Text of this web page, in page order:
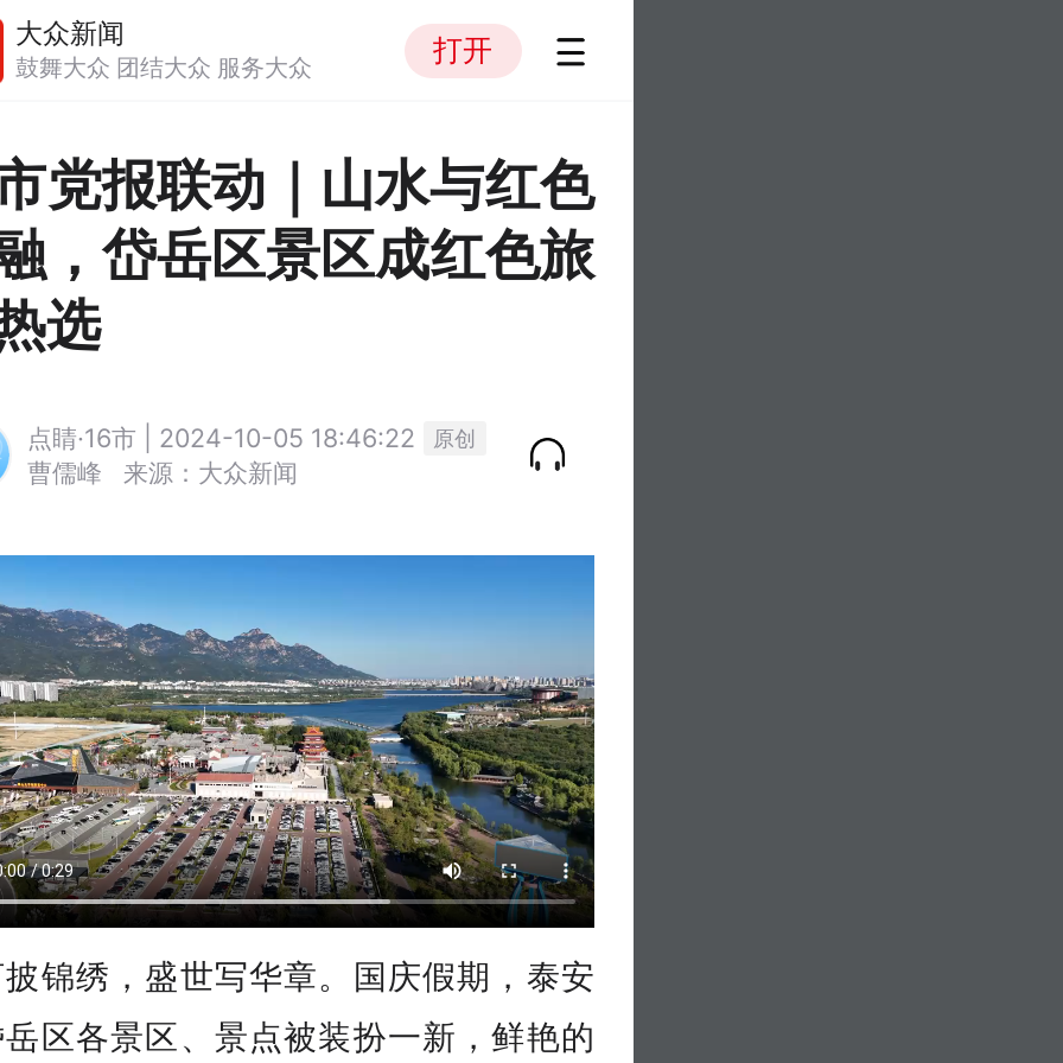
大众新闻
鼓舞大众 团结大众 服务大众 打开
党报联动｜山水与红色
，岱岳区景区成红色旅
选
点睛·16市 | 2024-10-05 18:46:22 原创
曹儒峰 来源：大众新闻
锦绣，盛世写华章。国庆假期，泰安
区各景区、景点被装扮一新，鲜艳的